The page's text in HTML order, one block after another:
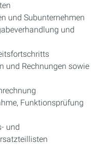
und Subunternehmen
und
und Rechnungen sowie
Funktionsprüfung
und